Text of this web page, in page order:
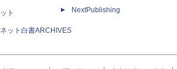
ト
ット白書ARCHIVES
NextPublishing